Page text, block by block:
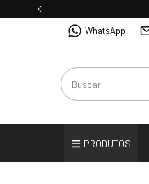
WhatsApp
PRODUTOS